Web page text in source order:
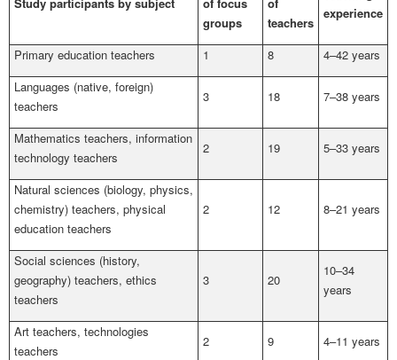
groups
teachers
experience
Primary education teachers 1 8
4–42 years
Languages (native, foreign)
teachers
3 18 7–38 years
Mathematics teachers, information
technology teachers
2 19 5–33 years
Natural sciences (biology, physics,
chemistry) teachers, physical
education teachers
2 12 8–21 years
Social sciences (history,
geography) teachers, ethics
teachers
3 20
10–34
years
Art teachers, technologies
teachers
2 9 4–11 years